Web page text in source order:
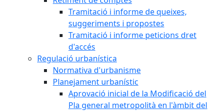
Tramitació i informe de queixes,
suggeriments i propostes
Tramitació i informe peticions dret
d'accés
Regulació urbanística
Normativa d'urbanisme
Planejament urbanístic
Aprovació inicial de la Modificació del
Pla general metropolità en l'àmbit del